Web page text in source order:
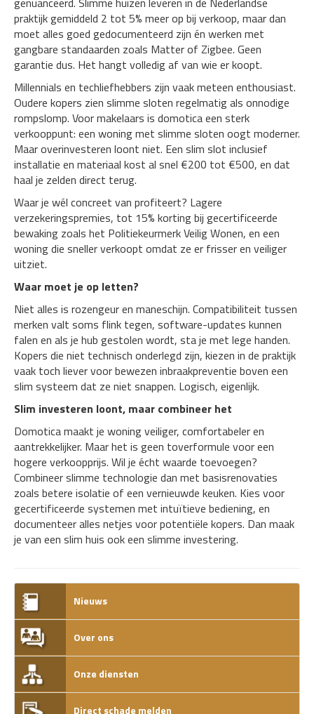
praktijk gemiddeld 2 tot 5% meer op bij verkoop, maar dan
moet alles goed gedocumenteerd zijn én werken met
gangbare standaarden zoals Matter of Zigbee. Geen
garantie dus. Het hangt volledig af van wie er koopt.
Millennials en techliefhebbers zijn vaak meteen enthousiast.
Oudere kopers zien slimme sloten regelmatig als onnodige
rompslomp. Voor makelaars is domotica een sterk
verkooppunt: een woning met slimme sloten oogt moderner.
Maar overinvesteren loont niet. Een slim slot inclusief
installatie en materiaal kost al snel €200 tot €500, en dat
haal je zelden direct terug.
Waar je wél concreet van profiteert? Lagere
verzekeringspremies, tot 15% korting bij gecertificeerde
bewaking zoals het Politiekeurmerk Veilig Wonen, en een
woning die sneller verkoopt omdat ze er frisser en veiliger
uitziet.
Waar moet je op letten?
Niet alles is rozengeur en maneschijn. Compatibiliteit tussen
merken valt soms flink tegen, software-updates kunnen
falen en als je hub gestolen wordt, sta je met lege handen.
Kopers die niet technisch onderlegd zijn, kiezen in de praktijk
vaak toch liever voor bewezen inbraakpreventie boven een
slim systeem dat ze niet snappen. Logisch, eigenlijk.
Slim investeren loont, maar combineer het
Domotica maakt je woning veiliger, comfortabeler en
aantrekkelijker. Maar het is geen toverformule voor een
hogere verkoopprijs. Wil je écht waarde toevoegen?
Combineer slimme technologie dan met basisrenovaties
zoals betere isolatie of een vernieuwde keuken. Kies voor
gecertificeerde systemen met intuïtieve bediening, en
documenteer alles netjes voor potentiële kopers. Dan maak
je van een slim huis ook een slimme investering.
Nieuws
Over ons
Onze diensten
Direct schade melden